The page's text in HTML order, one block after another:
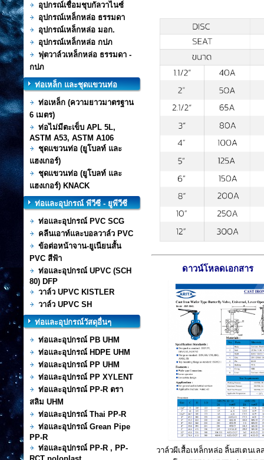
อุปกรณ์เชื่อมชุบกัลวาไนซ์
อุปกรณ์เหล็กหล่อ ธรรมดา
อุปกรณ์เหล็กหล่อ มอก.
อุปกรณ์เหล็กหล่อ กปภ
ฟุตวาล์วเหล็กหล่อ ธรรมดา -
กปภ
ท่อเหล็ก และชุดแขวนท่อ
ท่อเหล็ก (ความยาวมาตรฐาน
6 เมตร)
ท่อไม่มีตะเข็บ APL 5L,
ASTM A53, ASTM A106
ชุดแขวนท่อ (ยูโบลท์ และ
แฮงเกอร์)
ชุดแขวนท่อ (ยูโบลท์ และ
แฮงเกอร์) KNACK
ท่อและอุปกรณ์ พีวีซี - ยูพีวีซี
ท่อและอุปกรณ์ PVC SCG
คลีนเอาท์และบอลวาล์ว PVC
ข้อต่อหน้าจาน-ยูเนียนสั้น
PVC สีฟ้า
ท่อและอุปกรณ์ UPVC (SCH
80) DFP
วาล์ว UPVC KISTLER
วาล์ว UPVC SH
ท่อและอุปกรณ์วัสดุอื่นๆ
ท่อและอุปกรณ์ PB UHM
ท่อและอุปกรณ์ HDPE UHM
ท่อและอุปกรณ์ PP UHM
ท่อและอุปกรณ์ PP XYLENT
ท่อและอุปกรณ์ PP-R ตรา
สลิม UHM
ท่อและอุปกรณ์ Thai PP-R
ท่อและอุปกรณ์ Grean Pipe
PP-R
ท่อและอุปกรณ์ PP-R , PP-
ดาวน์โหลดเอกสาร
วาล์วผีเสื้อเหล็กหล่อ ลิ้นสเตนเล